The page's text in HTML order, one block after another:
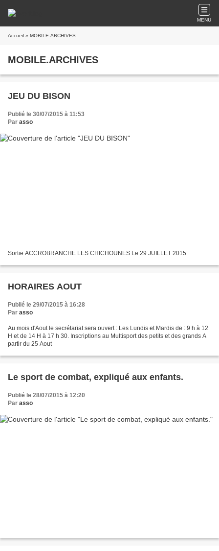
MENU
Accueil » MOBILE.ARCHIVES
MOBILE.ARCHIVES
JEU DU BISON
Publié le 30/07/2015 à 11:53
Par asso
Sortie ACCROBRANCHE LES CHICHOUNES Le 29 JUILLET 2015
HORAIRES AOUT
Publié le 29/07/2015 à 16:28
Par asso
Au mois d'Aout le secrétariat sera ouvert : Les Lundis et Mardis de : 9 h à 12
H et de 14 H à 17 h 30. Inscriptions au Multisport des petits et des grands A
partir du 25 Aout
Le sport de combat, expliqué aux enfants.
Publié le 28/07/2015 à 12:20
Par asso